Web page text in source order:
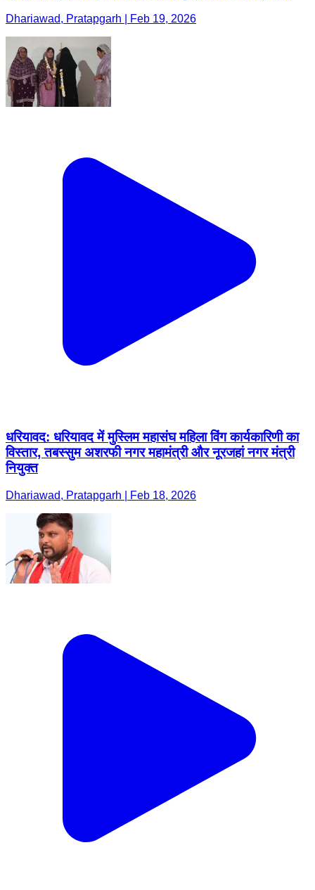
Dhariawad, Pratapgarh | Feb 19, 2026
धरियावद: धरियावद में मुस्लिम महासंघ महिला विंग कार्यकारिणी का
विस्तार, तबस्सुम अशरफी नगर महामंत्री और नूरजहां नगर मंत्री
नियुक्त
Dhariawad, Pratapgarh | Feb 18, 2026